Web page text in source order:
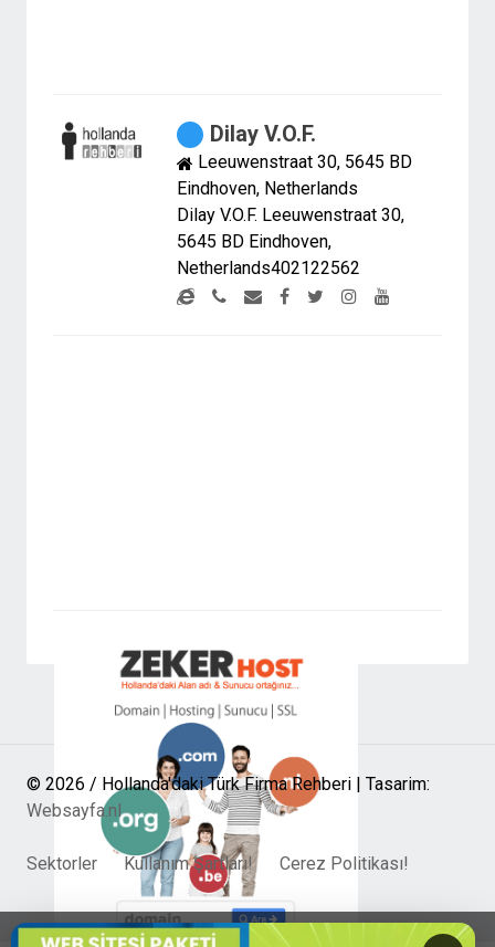
Dilay V.O.F.
Leeuwenstraat 30, 5645 BD
Eindhoven, Netherlands
Dilay V.O.F. Leeuwenstraat 30,
5645 BD Eindhoven,
Netherlands402122562
© 2026 / Hollanda'daki Türk Firma Rehberi | Tasarim:
Websayfa.nl
Sektorler Kullanım Şartları! Cerez Politikası!